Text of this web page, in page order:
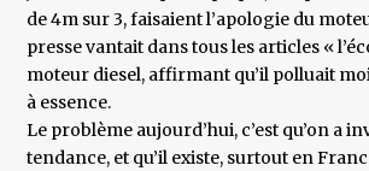
de 4m sur 3, faisaient l’apologie du
presse vantait dans tous les articles «
moteur diesel, affirmant qu’il polluait
à essence.
Le problème aujourd’hui, c’est qu’on a
tendance, et qu’il existe, surtout en